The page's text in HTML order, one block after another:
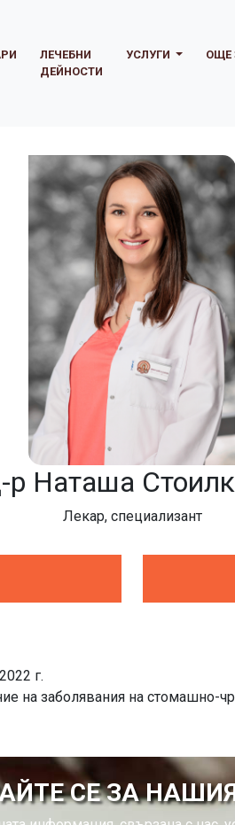
ЛЕЧЕБНИ
ДЕЙНОСТИ
УСЛУГИ ОЩЕ
р Наташа
Лекар, специализант
г.
на заболявания на стомашно-
СЕ ЗА